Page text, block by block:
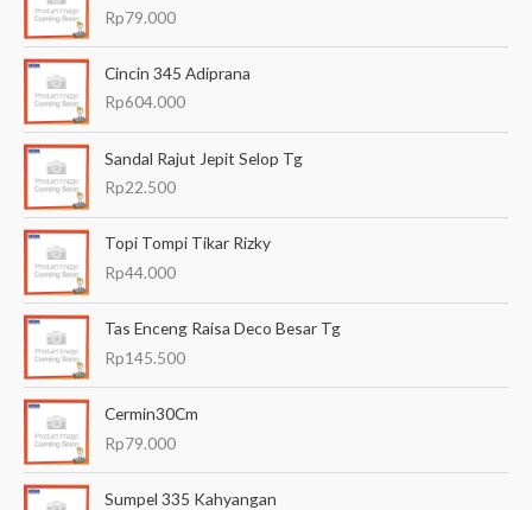
u
Rp79.000
Cincin 345 Adiprana
Rp604.000
Sandal Rajut Jepit Selop Tg
Rp22.500
Topi Tompi Tikar Rizky
Rp44.000
Tas Enceng Raisa Deco Besar Tg
Rp145.500
Cermin30Cm
Rp79.000
Sumpel 335 Kahyangan